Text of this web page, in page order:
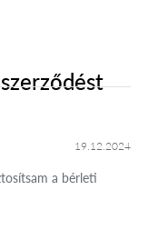
19.12.2024
a bérleti